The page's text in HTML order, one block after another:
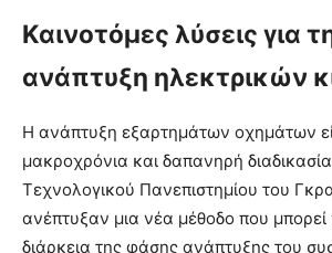
Καινοτόμες λύσεις για
ανάπτυξη ηλεκτρικών
Η ανάπτυξη εξαρτημάτων οχημάτων
μακροχρόνια και δαπανηρή
Τεχνολογικού Πανεπιστημίου του
ανέπτυξαν μια νέα μέθοδο που μπορεί
διάρκεια της φάσης ανάπτυξης του